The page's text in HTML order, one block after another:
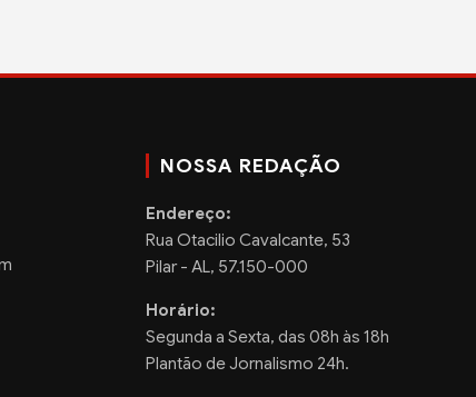
NOSSA REDAÇÃO
Endereço:
Rua Otacilio Cavalcante, 53
Pilar - AL, 57.150-000
Horário:
Segunda a Sexta, das 08h às 18h
Plantão de Jornalismo 24h.